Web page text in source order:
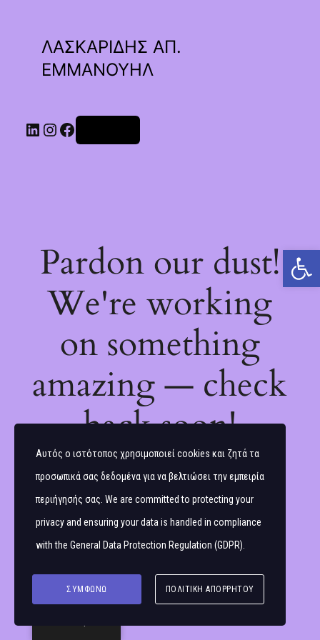
Ανοίξτε τη γραμμή εργαλείων
ΛΑΣΚΑΡΙΔΗΣ ΑΠ.
ΕΜΜΑΝΟΥΗΛ
Linkedin
Instagram
Facebook
Pardon our dust!
We're working
on something
amazing — check
back soon!
Αυτός ο ιστότοπος χρησιμοποιεί cookies και ζητά τα
προσωπικά σας δεδομένα για να βελτιώσει την εμπειρία
περιήγησής σας. We are committed to protecting your
privacy and ensuring your data is handled in compliance
with the General Data Protection Regulation (GDPR)
ΣΥΜΦΩΝΏ ΠΟΛΙΤΙΚΉ ΑΠΟΡΡΉΤΟΥ